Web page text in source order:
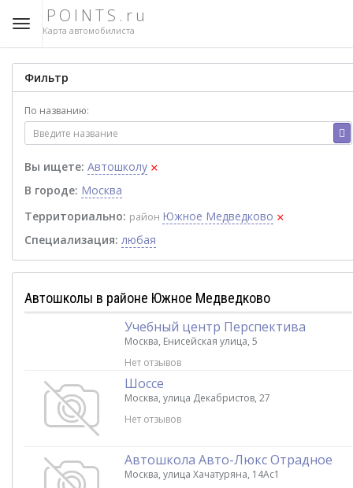
POINTS.ru
Карта автомобилиста
Фильтр
По названию:
Вы ищете: Автошколу ×
В городе: Москва
Территориально: район Южное Медведково ×
Специализация: любая
Автошколы в районе Южное Медведково
Учебный центр Перспектива
Москва, Енисейская улица, 5
Нет отзывов
Шоссе
Москва, улица Декабристов, 27
Нет отзывов
Автошкола Авто-Люкс Отрадное
Москва, улица Хачатуряна, 14Ас1